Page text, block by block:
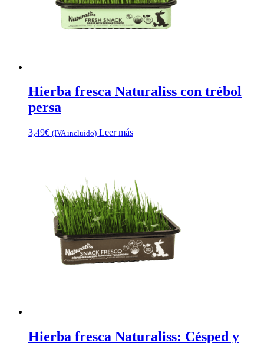
Hierba fresca Naturaliss con trébol
persa
3,49€ (IVA incluido) Leer más
Hierba fresca Naturaliss: Césped y